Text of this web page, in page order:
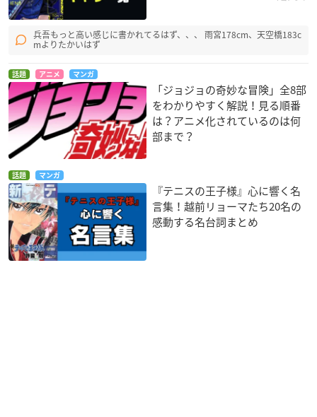
兵吾もっと高い感じに書かれてるはず、、、 雨宮178cm、天空橋183c
mよりたかいはず
話題 アニメ マンガ
「ジョジョの奇妙な冒険」全8部
をわかりやすく解説！見る順番
は？アニメ化されているのは何
部まで？
話題 マンガ
『テニスの王子様』心に響く名
言集！越前リョーマたち20名の
感動する名台詞まとめ